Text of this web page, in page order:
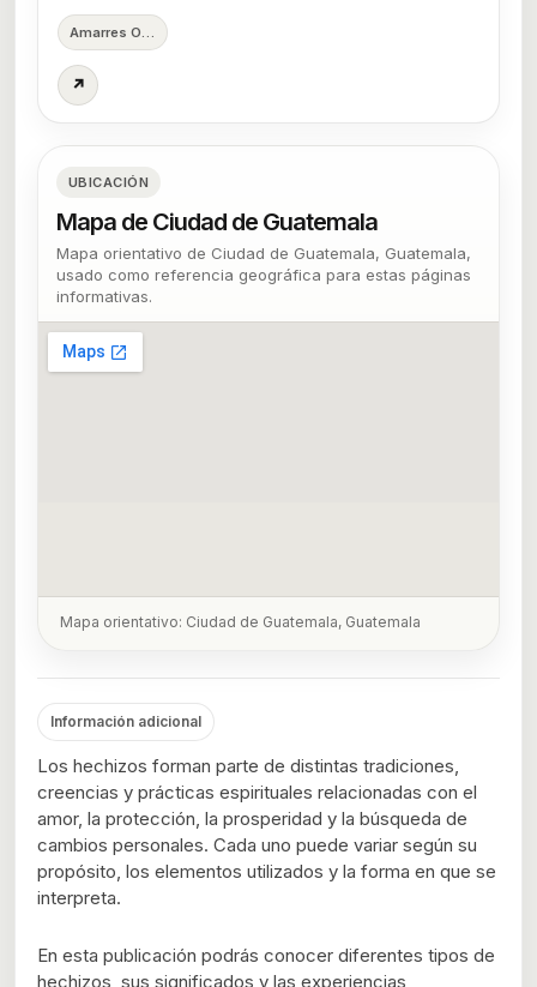
Amarres ORG
↗
UBICACIÓN
Mapa de Ciudad de Guatemala
Mapa orientativo de Ciudad de Guatemala, Guatemala,
usado como referencia geográfica para estas páginas
informativas.
Mapa orientativo: Ciudad de Guatemala, Guatemala
Información adicional
Los hechizos forman parte de distintas tradiciones,
creencias y prácticas espirituales relacionadas con el
amor, la protección, la prosperidad y la búsqueda de
cambios personales. Cada uno puede variar según su
propósito, los elementos utilizados y la forma en que se
interpreta.
En esta publicación podrás conocer diferentes tipos de
hechizos, sus significados y las experiencias